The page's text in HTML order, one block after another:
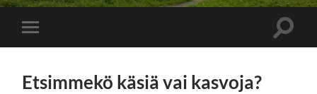
Toggle
mobile
Toggle
Etsimmekö käsiä vai kasvoja?